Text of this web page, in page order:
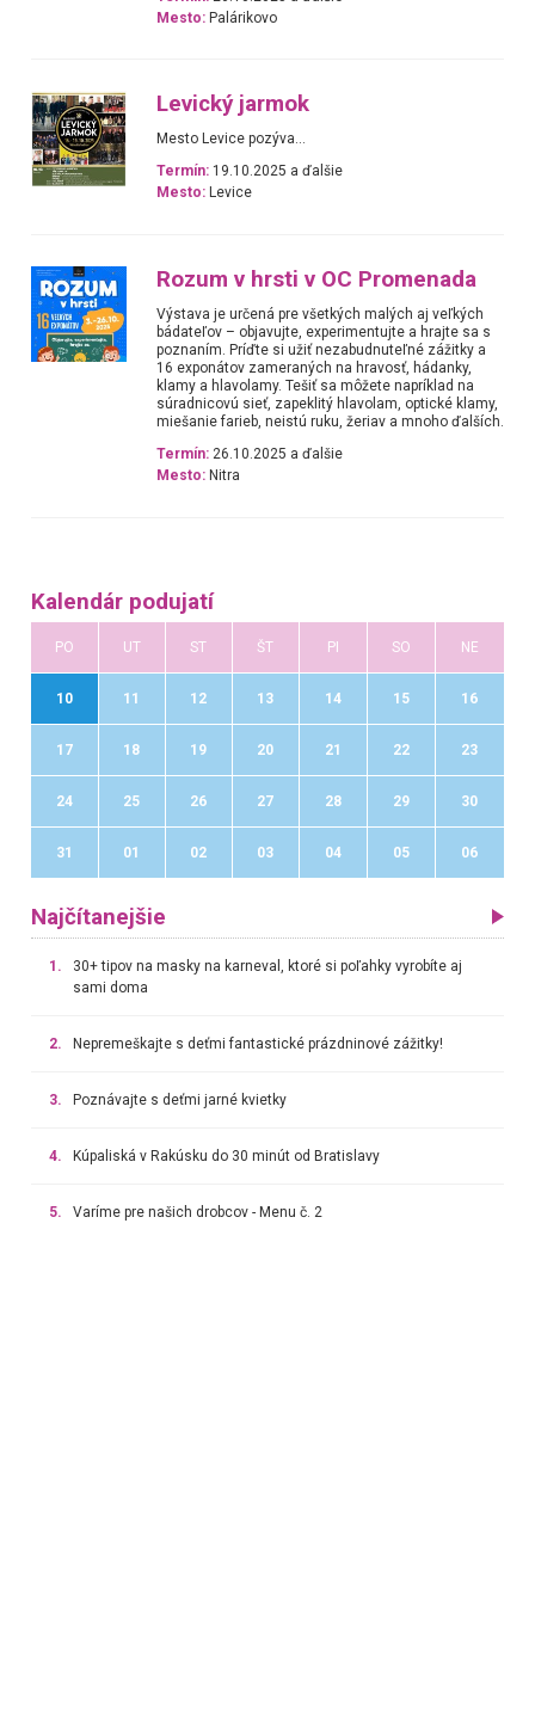
Mesto: Palárikovo
Levický jarmok
Mesto Levice pozýva...
Termín: 19.10.2025 a ďalšie
Mesto: Levice
Rozum v hrsti v OC Promenada
Výstava je určená pre všetkých malých aj veľkých
bádateľov – objavujte, experimentujte a hrajte sa s
poznaním. Príďte si užiť nezabudnuteľné zážitky a
16 exponátov zameraných na hravosť, hádanky,
klamy a hlavolamy. Tešiť sa môžete napríklad na
súradnicovú sieť, zapeklitý hlavolam, optické klamy,
miešanie farieb, neistú ruku, žeriav a mnoho ďalších.
Termín: 26.10.2025 a ďalšie
Mesto: Nitra
Kalendár podujatí
PO UT ST ŠT PI SO NE
10 11 12 13 14 15 16
17 18 19 20 21 22 23
24 25 26 27 28 29 30
31 01 02 03 04 05 06
Najčítanejšie
1.
30+ tipov na masky na karneval, ktoré si poľahky vyrobíte aj
sami doma
2. Nepremeškajte s deťmi fantastické prázdninové zážitky!
3. Poznávajte s deťmi jarné kvietky
4. Kúpaliská v Rakúsku do 30 minút od Bratislavy
5. Varíme pre našich drobcov - Menu č. 2